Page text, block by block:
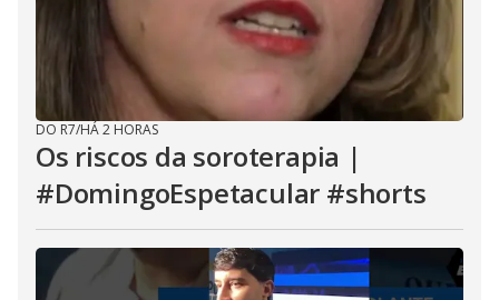
DO R7/HÁ 2 HORAS
Os riscos da soroterapia |
#DomingoEspetacular #shorts